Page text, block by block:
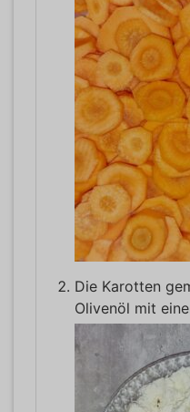
Die Karotten
Olivenöl mit